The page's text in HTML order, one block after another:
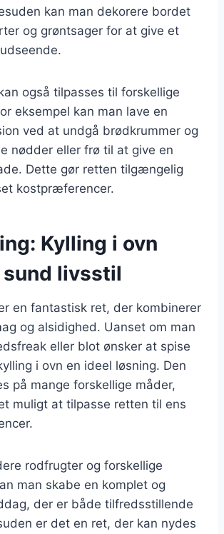
kan man dekorere bordet
og grøntsager for at give et
også tilpasses til forskellige
eksempel kan man lave en
ved at undgå brødkrummer og
nødder eller frø til at give en
Dette gør retten tilgængelig
kostpræferencer.
Kylling i ovn
sund livsstil
en fantastisk ret, der kombinerer
og alsidighed. Uanset om man
eller blot ønsker at spise
i ovn en ideel løsning. Den
på mange forskellige måder,
muligt at tilpasse retten til ens
rodfrugter og forskellige
man skabe en komplet og
der er både tilfredsstillende
er det en ret, der kan nydes